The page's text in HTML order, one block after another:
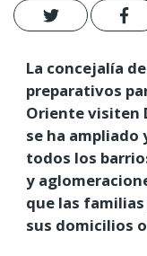
La concejalía
preparativos
Oriente visiten
se ha ampliado
todos los
y
que las
sus domicilios